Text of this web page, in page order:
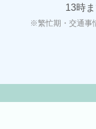
13時
※繁忙期・交通事